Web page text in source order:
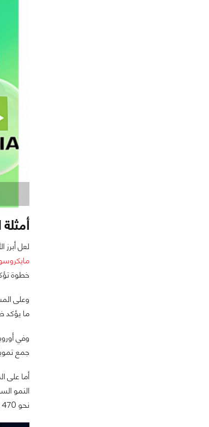
لعل
خطوة
وعلى
ما يؤكد
وفي
جمع
أما على
نحو 470 مليار دولار في